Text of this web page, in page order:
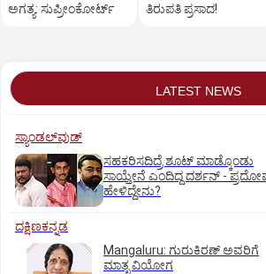
ಅಗತ್ಯ: ಸುಪ್ರೀಂಕೋರ್ಟ್‌
ತಿರುಪತಿ ಪ್ರಸಾದ!
LATEST NEWS
ಸ್ಯಾಂಡಲ್‌ವುಡ್‌
ಸಹಕರಿಸದಿದ್ರೆ ಶೂಟ್‌ ಮಾಡ್ಕೊಂಡು
ಸಾಯ್ತೇನೆ ಎಂದಿದ್ದ ದರ್ಶನ್‌ -
ಹೇಳಿದ್ದೇನು?
ದಕ್ಷಿಣಕನ್ನಡ
Mangaluru: ಗುರುಕಿರಣ್ ಅವರಿಗೆ
ಮಾತೃ ವಿಯೋಗ